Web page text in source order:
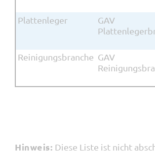
Plattenleger
GAV
Reinigungsbranche GAV
Hinweis: Diese Liste ist nicht